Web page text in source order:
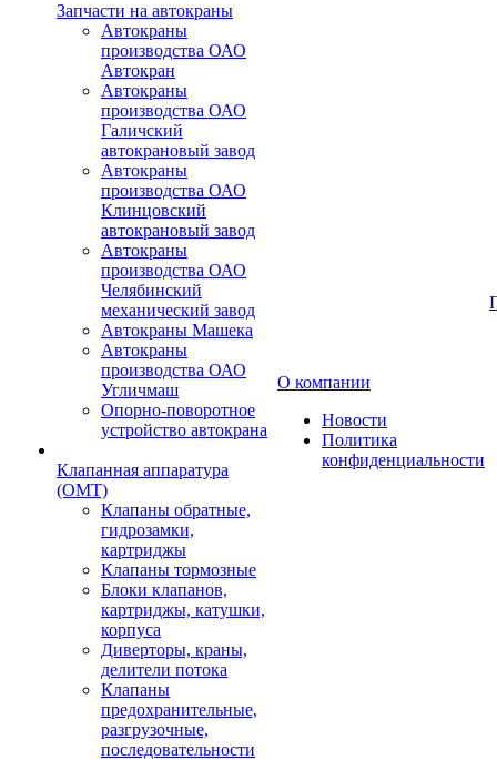
Запчасти на автокраны
Автокраны
производства ОАО
Автокран
Автокраны
производства ОАО
Галичский
автокрановый завод
Автокраны
производства ОАО
Клинцовский
автокрановый завод
Автокраны
производства ОАО
Челябинский
механический завод
Автокраны Машека
Автокраны
производства ОАО
Угличмаш
Опорно-поворотное
устройство автокрана
Клапанная аппаратура
(OMT)
Клапаны обратные,
гидрозамки,
картриджы
Клапаны тормозные
Блоки клапанов,
картриджы, катушки,
корпуса
Диверторы, краны,
делители потока
Клапаны
предохранительные,
разгрузочные,
последовательности
О компании
Новости
Политика
конфиденциальности